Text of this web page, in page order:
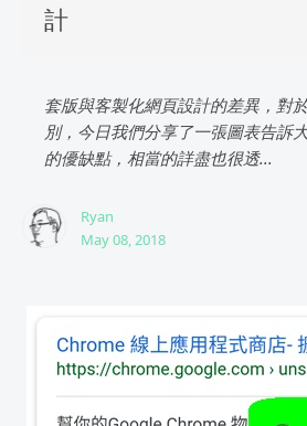
計
套版與客製化網頁設計的差異，對
別，今日我們分享了一張圖表告訴
的優缺點，相當的詳盡也很透...
Ryan
May 08, 2018